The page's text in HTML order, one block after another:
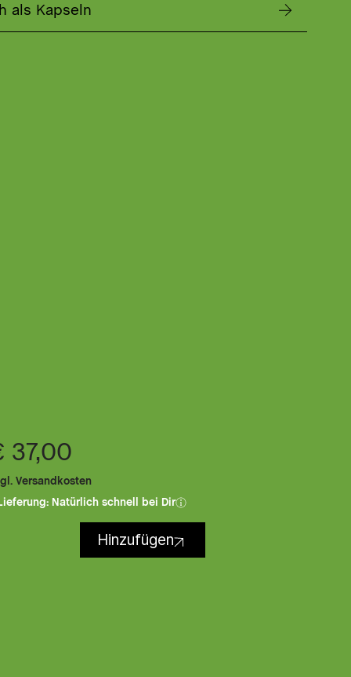
als Kapseln
37,00
Versandkosten
Natürlich schnell bei Dir
Hinzufügen